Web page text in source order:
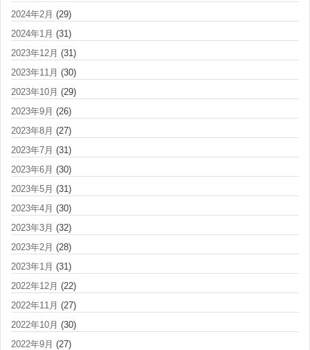
2024年2月 (29)
2024年1月 (31)
2023年12月 (31)
2023年11月 (30)
2023年10月 (29)
2023年9月 (26)
2023年8月 (27)
2023年7月 (31)
2023年6月 (30)
2023年5月 (31)
2023年4月 (30)
2023年3月 (32)
2023年2月 (28)
2023年1月 (31)
2022年12月 (22)
2022年11月 (27)
2022年10月 (30)
2022年9月 (27)